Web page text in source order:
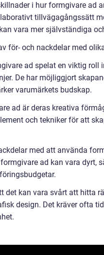
i hur formgivare ad
tillvägagångssätt
vara mer självständiga
för- och nackdelar med
ad spelat en viktig roll
De har möjliggjort
varumärkets budskap.
ad är deras kreativa
och tekniker för att
med att använda
ad kan vara dyrt,
det kan vara svårt att hitta
design. Det kräver ofta